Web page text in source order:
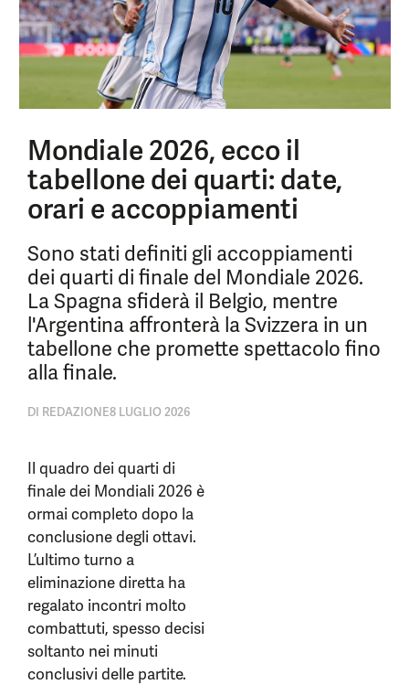
Mondiale 2026, ecco il
tabellone dei quarti: date,
orari e accoppiamenti
Sono stati definiti gli accoppiamenti
dei quarti di finale del Mondiale 2026.
La Spagna sfiderà il Belgio, mentre
l'Argentina affronterà la Svizzera in un
tabellone che promette spettacolo fino
alla finale.
DI REDAZIONE8 LUGLIO 2026
Il quadro dei quarti di
finale dei Mondiali 2026 è
ormai completo dopo la
conclusione degli ottavi.
L’ultimo turno a
eliminazione diretta ha
regalato incontri molto
combattuti, spesso decisi
soltanto nei minuti
conclusivi delle partite.